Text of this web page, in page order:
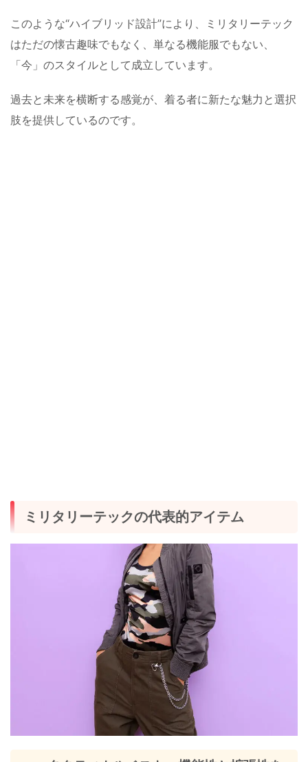
このような“ハイブリッド設計”により、ミリタリーテック
はただの懐古趣味でもなく、単なる機能服でもない、
「今」のスタイルとして成立しています。
過去と未来を横断する感覚が、着る者に新たな魅力と選択
肢を提供しているのです。
ミリタリーテックの代表的アイテム